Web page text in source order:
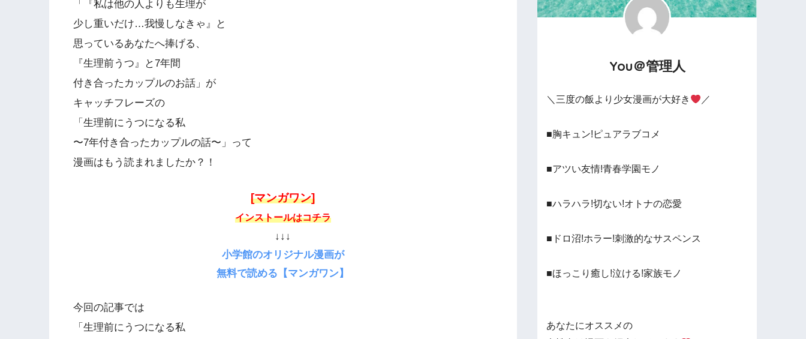
「『私は他の人よりも生理が
少し重いだけ…我慢しなきゃ』と
思っているあなたへ捧げる、
『生理前うつ』と7年間
付き合ったカップルのお話」が
キャッチフレーズの
「生理前にうつになる私
〜7年付き合ったカップルの話〜」って
漫画はもう読まれましたか？！
[マンガワン]
インストールはコチラ
↓↓↓
小学館のオリジナル漫画が
無料で読める【マンガワン】
今回の記事では
「生理前にうつになる私
You＠管理人
＼三度の飯より少女漫画が大好き ／
■胸キュン!ピュアラブコメ
■アツい友情!青春学園モノ
■ハラハラ!切ない!オトナの恋愛
■ドロ沼!ホラー!刺激的なサスペンス
■ほっこり癒し!泣ける!家族モノ
あなたにオススメの